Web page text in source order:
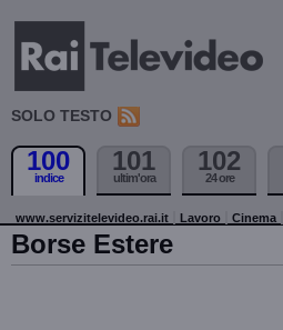
SOLO TESTO
100
indice
101
ultim'ora
102
24 ore
www.servizitelevideo.rai.it Lavoro Cinema
Borse Estere